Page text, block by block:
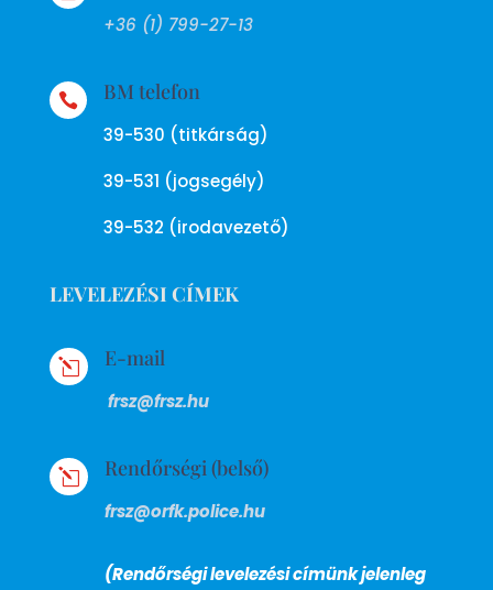
+36 (1) 799-27-13
 BM telefon
39-530 (titkárság)
39-531 (jogsegély)
39-532 (irodavezető)
LEVELEZÉSI CÍMEK
l E-mail
frsz@frsz.hu
l Rendőrségi (belső)
frsz@orfk.police.hu
(Rendőrségi levelezési címünk jelenleg